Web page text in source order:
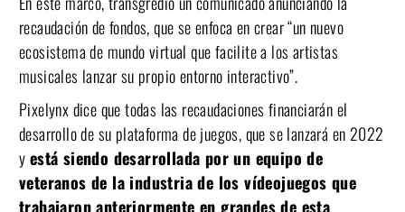
recaudación de fondos, que se enfoca en crear “un nuevo
ecosistema de mundo virtual que facilite a los artistas
musicales lanzar su propio entorno interactivo”.
Pixelynx dice que todas las recaudaciones financiarán el
desarrollo de su plataforma de juegos, que se lanzará en 2022
yestá siendo desarrollada por un equipo de
veteranos de la industria de los vídeojuegos que
trabajaron anteriormente en grandes de esta